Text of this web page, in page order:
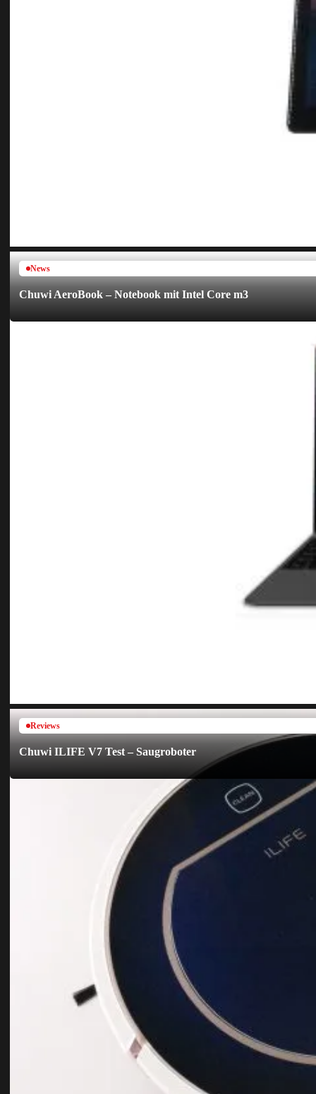
News
Chuwi AeroBook – Notebook mit Intel Core m3
Reviews
Chuwi ILIFE V7 Test – Saugroboter